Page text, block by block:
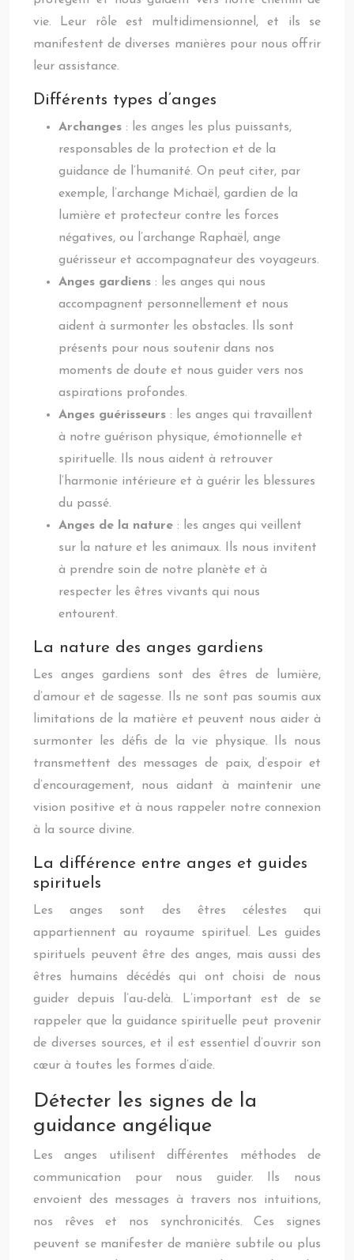
vie. Leur rôle est multidimensionnel, et ils se
manifestent de diverses manières pour nous offrir
leur assistance.
Différents types d’anges
Archanges : les anges les plus puissants,
responsables de la protection et de la
guidance de l’humanité. On peut citer, par
exemple, l’archange Michaël, gardien de la
lumière et protecteur contre les forces
négatives, ou l’archange Raphaël, ange
guérisseur et accompagnateur des voyageurs.
Anges gardiens : les anges qui nous
accompagnent personnellement et nous
aident à surmonter les obstacles. Ils sont
présents pour nous soutenir dans nos
moments de doute et nous guider vers nos
aspirations profondes.
Anges guérisseurs : les anges qui travaillent
à notre guérison physique, émotionnelle et
spirituelle. Ils nous aident à retrouver
l’harmonie intérieure et à guérir les blessures
du passé.
Anges de la nature : les anges qui veillent
sur la nature et les animaux. Ils nous invitent
à prendre soin de notre planète et à
respecter les êtres vivants qui nous
entourent.
La nature des anges gardiens
Les anges gardiens sont des êtres de lumière,
d’amour et de sagesse. Ils ne sont pas soumis aux
limitations de la matière et peuvent nous aider à
surmonter les défis de la vie physique. Ils nous
transmettent des messages de paix, d’espoir et
d’encouragement, nous aidant à maintenir une
vision positive et à nous rappeler notre connexion
à la source divine.
La différence entre anges et guides
spirituels
Les anges sont des êtres célestes qui
appartiennent au royaume spirituel. Les guides
spirituels peuvent être des anges, mais aussi des
êtres humains décédés qui ont choisi de nous
guider depuis l’au-delà. L’important est de se
rappeler que la guidance spirituelle peut provenir
de diverses sources, et il est essentiel d’ouvrir son
cœur à toutes les formes d’aide.
Détecter les signes de la
guidance angélique
Les anges utilisent différentes méthodes de
communication pour nous guider. Ils nous
envoient des messages à travers nos intuitions,
nos rêves et nos synchronicités. Ces signes
peuvent se manifester de manière subtile ou plus